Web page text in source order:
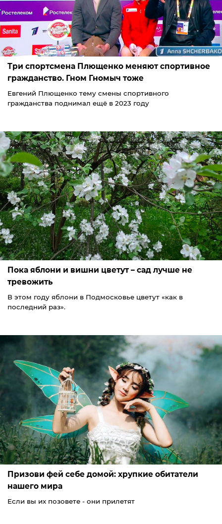
Три спортсмена Плющенко меняют спортивное
гражданство. Гном Гномыч тоже
Евгений Плющенко тему смены спортивного
гражданства поднимал ещё в 2023 году
Пока яблони и вишни цветут – сад лучше не
тревожить
В этом году яблони в Подмосковье цветут «как в
последний раз».
Призови фей себе домой: хрупкие обитатели
нашего мира
Если вы их позовете - они прилетят